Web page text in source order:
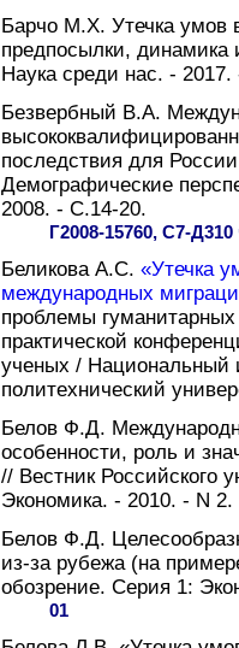
Барчо М.Х. Утечка умов
предпосылки,
Наука среди нас. -
Безвербный В.А.
последствия для
Демографические
2008. - С.14-20.
Г2008-15760, С7-Д310
Беликова А.С. «Утечка
международных
проблемы
практической
ученых / Национальный
политехнический
Белов Ф.Д.
особенности, роль и
// Вестник Российского
Экономика. - 2010. - N
Белов Ф.Д.
из-за рубежа (на
обозрение. Серия 1:
01